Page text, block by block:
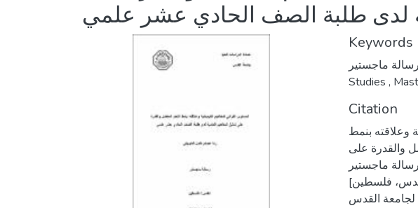
لدى طلبة الصف الحادي عشر علمي
Keywords
Studies ,
Citation
وعلاقته بنمط
والقدرة على
ماجستير
فلسطين].